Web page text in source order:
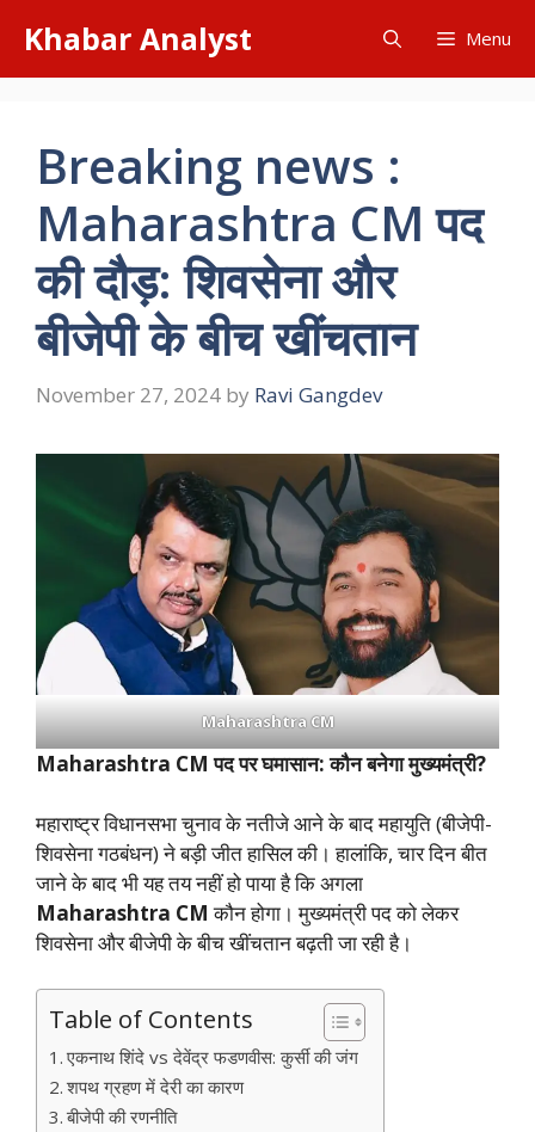
content
Khabar Analyst Menu
Breaking news :
Maharashtra CM पद
की दौड़: शिवसेना और
बीजेपी के बीच खींचतान
November 27, 2024 by Ravi Gangdev
Maharashtra CM
Maharashtra CM पद पर घमासान: कौन बनेगा मुख्यमंत्री?
महाराष्ट्र विधानसभा चुनाव के नतीजे आने के बाद महायुति (बीजेपी-
शिवसेना गठबंधन) ने बड़ी जीत हासिल की। हालांकि, चार दिन बीत
जाने के बाद भी यह तय नहीं हो पाया है कि अगला
Maharashtra CM कौन होगा। मुख्यमंत्री पद को लेकर
शिवसेना और बीजेपी के बीच खींचतान बढ़ती जा रही है।
Table of Contents
एकनाथ शिंदे vs देवेंद्र फडणवीस: कुर्सी की जंग
शपथ ग्रहण में देरी का कारण
बीजेपी की रणनीति